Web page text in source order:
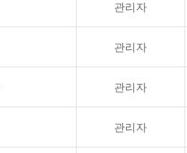
관리자
관리자
관리자
관리자